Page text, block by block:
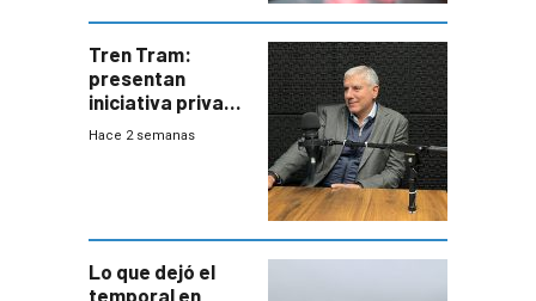
Tren Tram:
presentan
iniciativa privada
para una red de
Hace 2 semanas
Lo que dejó el
temporal en